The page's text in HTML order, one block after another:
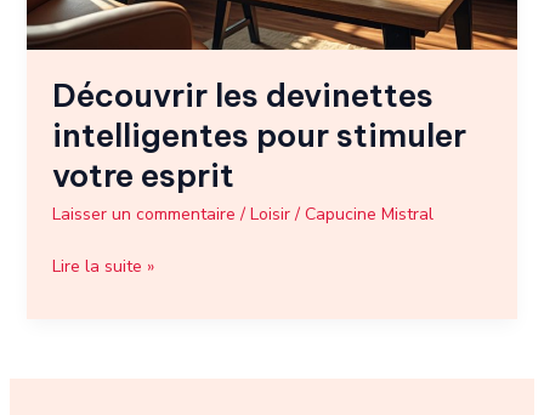
Découvrir les devinettes
intelligentes pour stimuler
votre esprit
Laisser un commentaire / Loisir/ Capucine Mistral
Lire la suite »